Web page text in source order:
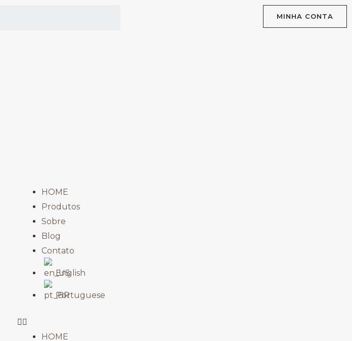
MINHA CONTA
HOME
Produtos
Sobre
Blog
Contato
English
Portuguese
HOME